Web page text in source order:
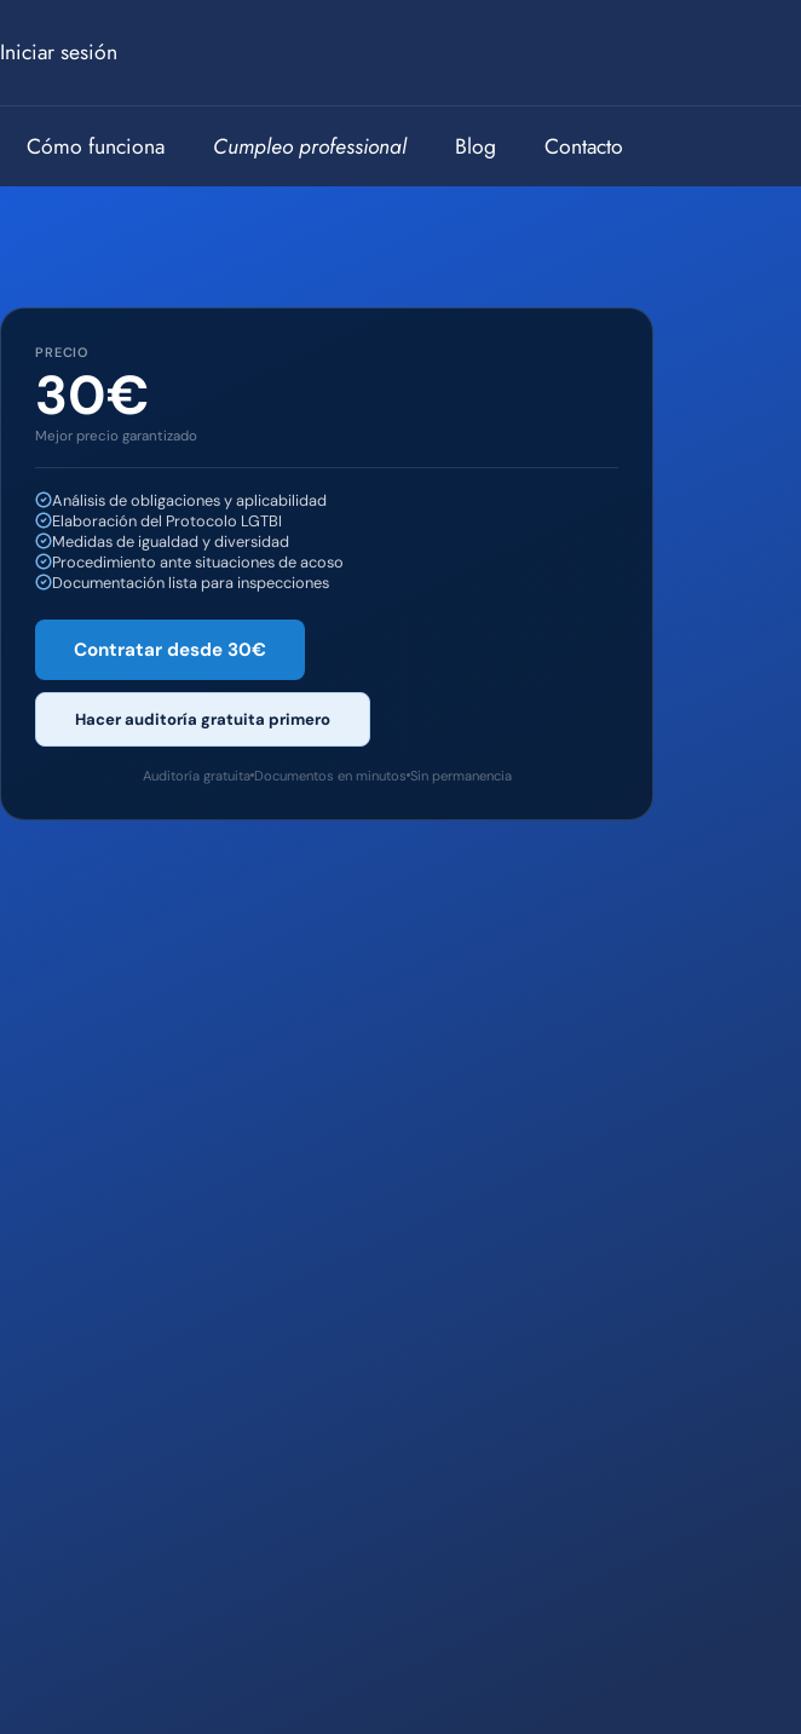
Iniciar sesión
Cómo funciona Cumpleo professional Blog Contacto
PRECIO
30€
Mejor precio garantizado
Análisis de obligaciones y aplicabilidad
Elaboración del Protocolo LGTBI
Medidas de igualdad y diversidad
Procedimiento ante situaciones de acoso
Documentación lista para inspecciones
Contratar desde 30€
Hacer auditoría gratuita primero
Auditoría gratuita Documentos en minutos Sin permanencia